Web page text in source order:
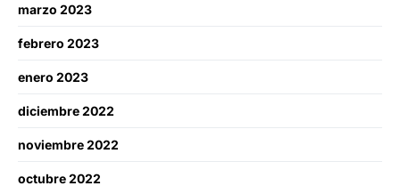
marzo 2023
febrero 2023
enero 2023
diciembre 2022
noviembre 2022
octubre 2022